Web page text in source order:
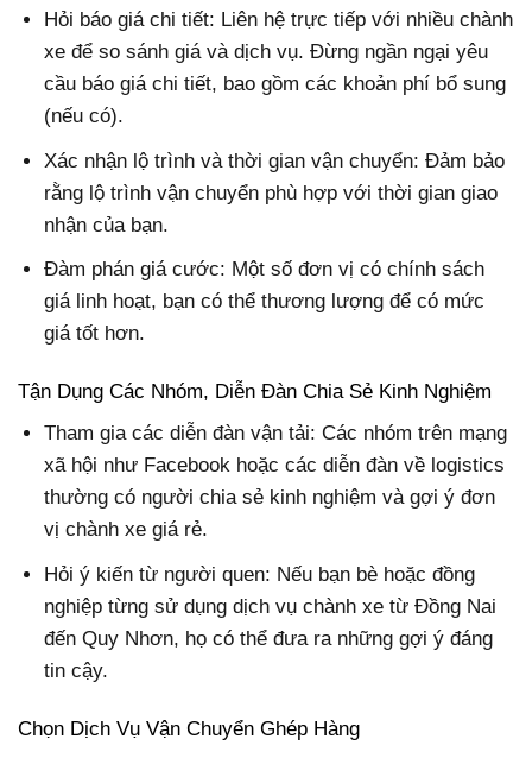
Hỏi báo giá chi tiết: Liên hệ trực tiếp với nhiều chành
xe để so sánh giá và dịch vụ. Đừng ngần ngại yêu
cầu báo giá chi tiết, bao gồm các khoản phí bổ sung
(nếu có).
Xác nhận lộ trình và thời gian vận chuyển: Đảm bảo
rằng lộ trình vận chuyển phù hợp với thời gian giao
nhận của bạn.
Đàm phán giá cước: Một số đơn vị có chính sách
giá linh hoạt, bạn có thể thương lượng để có mức
giá tốt hơn.
Tận Dụng Các Nhóm, Diễn Đàn Chia Sẻ Kinh Nghiệm
Tham gia các diễn đàn vận tải: Các nhóm trên mạng
xã hội như Facebook hoặc các diễn đàn về logistics
thường có người chia sẻ kinh nghiệm và gợi ý đơn
vị chành xe giá rẻ.
Hỏi ý kiến từ người quen: Nếu bạn bè hoặc đồng
nghiệp từng sử dụng dịch vụ chành xe từ Đồng Nai
đến Quy Nhơn, họ có thể đưa ra những gợi ý đáng
tin cậy.
Chọn Dịch Vụ Vận Chuyển Ghép Hàng